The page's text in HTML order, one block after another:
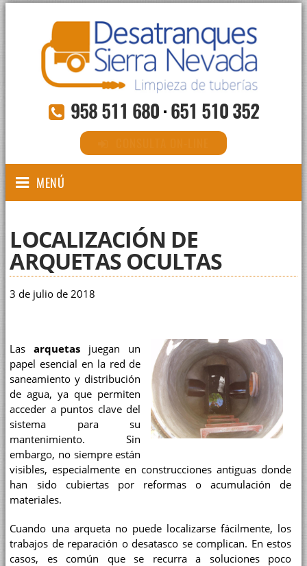
958 511 680·651 510 352
MENÚ
LOCALIZACIÓN DE
ARQUETAS OCULTAS
3 de julio de 2018
Lasarquetas juegan un
papel esencial en la red de
saneamiento y distribución
de agua, ya que permiten
acceder a puntos clave del
sistema para su
mantenimiento. Sin
embargo, no siempre están
visibles, especialmente en construcciones antiguas donde
han sido cubiertas por reformas o acumulación de
materiales.
Cuando una arqueta no puede localizarse fácilmente, los
trabajos de reparación o desatasco se complican. En estos
casos, es común que se recurra a soluciones poco